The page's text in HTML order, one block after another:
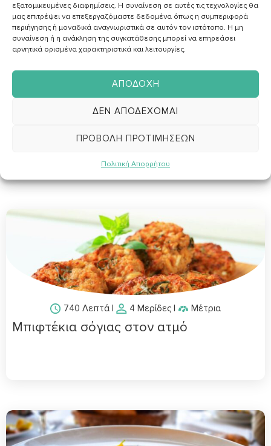
εξατομικευμένες διαφημίσεις. Η συναίνεση σε αυτές τις τεχνολογίες θα
μας επιτρέψει να επεξεργαζόμαστε δεδομένα όπως η συμπεριφορά
περιήγησης ή μοναδικά αναγνωριστικά σε αυτόν τον ιστότοπο. Η μη
συναίνεση ή η ανάκληση της συγκατάθεσης μπορεί να επηρεάσει
αρνητικά ορισμένα χαρακτηριστικά και λειτουργίες.
ΑΠΟΔΟΧΉ
ΔΕΝ ΑΠΟΔΈΧΟΜΑΙ
ΠΡΟΒΟΛΉ ΠΡΟΤΙΜΉΣΕΩΝ
Πολιτική Απορρήτου
160 Λεπτά| 6 Μερίδες |
740 Λεπτά | 4 Μερίδες | Μέτρια
Μπιφτέκια σόγιας στον ατμό